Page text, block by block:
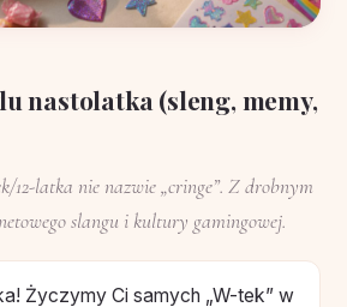
nastolatka (sleng, memy,
12-latka nie nazwie „cringe”. Z drobnym
slangu i kultury gamingowej.
Życzymy Ci samych „W-tek” w